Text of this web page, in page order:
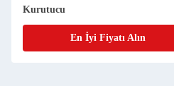
Kurutucu
En İyi Fiyatı Alın